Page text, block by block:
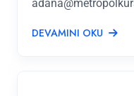
DEVAMINI OKU